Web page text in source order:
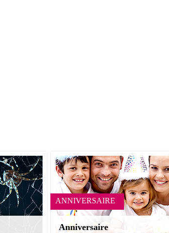
ANNIVERSAIRE
Anniversaire